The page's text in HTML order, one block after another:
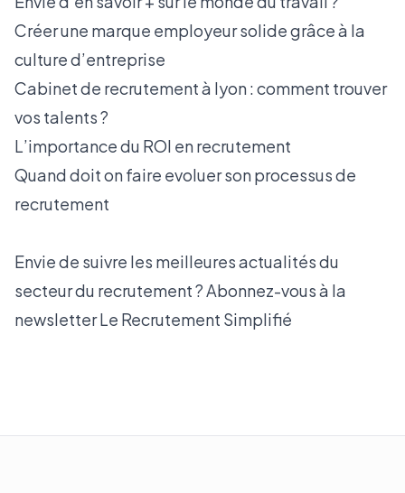
Créer une marque employeur solide grâce à la
culture d’entreprise
Cabinet de recrutement à lyon : comment trouver
vos talents ?
L’importance du ROI en recrutement
Quand doit on faire evoluer son processus de
recrutement
Envie de suivre les meilleures actualités du
secteur du recrutement ? Abonnez-vous à la
newsletterLe Recrutement Simplifié